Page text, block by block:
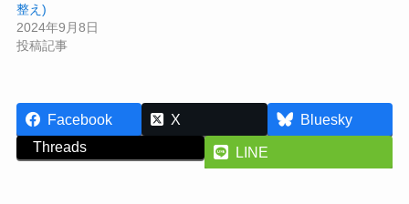
整え)
2024年9月8日
投稿記事
Facebook X
Bluesky
Threads
LINE